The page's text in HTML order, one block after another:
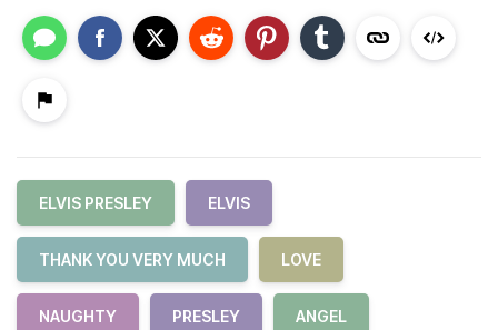
ELVIS PRESLEY ELVIS
THANK YOU VERY MUCH LOVE
NAUGHTY PRESLEY ANGEL